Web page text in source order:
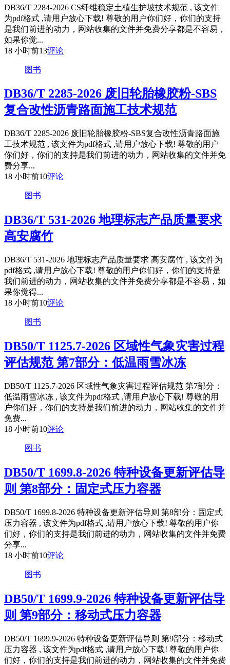
DB36/T 2284-2026 CS纤维稳定土植生护坡技术规范 , 该文件
为pdf格式 ,请用户放心下载! 尊敬的用户你们好，你们的支持
是我们前进的动力，网站收集的文件并免费分享都是不容易，
如果你觉...
18 小时前13评论
图书
DB36/T 2285-2026 废旧轮胎橡胶粉-SBS
复合改性沥青路面施工技术规范
DB36/T 2285-2026 废旧轮胎橡胶粉-SBS复合改性沥青路面施
工技术规范 , 该文件为pdf格式 ,请用户放心下载! 尊敬的用户
你们好，你们的支持是我们前进的动力，网站收集的文件并免
费分享...
18 小时前10评论
图书
DB36/T 531-2026 地理标志产品质量要求
高安腐竹
DB36/T 531-2026 地理标志产品质量要求 高安腐竹 , 该文件为
pdf格式 ,请用户放心下载! 尊敬的用户你们好，你们的支持是
我们前进的动力，网站收集的文件并免费分享都是不容易，如
果你觉得...
18 小时前10评论
图书
DB50/T 1125.7-2026 区域性气象灾害过程
评估规范 第7部分：低温雨雪冰冻
DB50/T 1125.7-2026 区域性气象灾害过程评估规范 第7部分：
低温雨雪冰冻 , 该文件为pdf格式 ,请用户放心下载! 尊敬的用
户你们好，你们的支持是我们前进的动力，网站收集的文件并
免费...
18 小时前10评论
图书
DB50/T 1699.8-2026 特种设备更新评估导
则 第8部分：固定式压力容器
DB50/T 1699.8-2026 特种设备更新评估导则 第8部分：固定式
压力容器 , 该文件为pdf格式 ,请用户放心下载! 尊敬的用户你
们好，你们的支持是我们前进的动力，网站收集的文件并免费
分享...
18 小时前10评论
图书
DB50/T 1699.9-2026 特种设备更新评估导
则 第9部分：移动式压力容器
DB50/T 1699.9-2026 特种设备更新评估导则 第9部分：移动式
压力容器 , 该文件为pdf格式 ,请用户放心下载! 尊敬的用户你
们好，你们的支持是我们前进的动力，网站收集的文件并免费